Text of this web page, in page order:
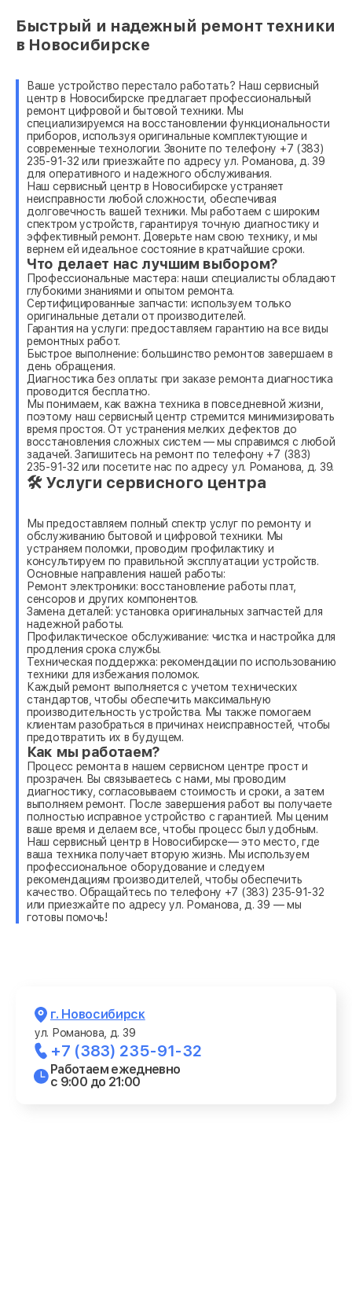
Быстрый и надежный ремонт техники
в Новосибирске
Ваше устройство перестало работать? Наш сервисный
центр в Новосибирске предлагает профессиональный
ремонт цифровой и бытовой техники. Мы
специализируемся на восстановлении функциональности
приборов, используя оригинальные комплектующие и
современные технологии. Звоните по телефону +7 (383)
235-91-32 или приезжайте по адресу ул. Романова, д. 39
для оперативного и надежного обслуживания.
Наш сервисный центр в Новосибирске устраняет
неисправности любой сложности, обеспечивая
долговечность вашей техники. Мы работаем с широким
спектром устройств, гарантируя точную диагностику и
эффективный ремонт. Доверьте нам свою технику, и мы
вернем ей идеальное состояние в кратчайшие сроки.
Что делает нас лучшим выбором?
Профессиональные мастера: наши специалисты обладают
глубокими знаниями и опытом ремонта.
Сертифицированные запчасти: используем только
оригинальные детали от производителей.
Гарантия на услуги: предоставляем гарантию на все виды
ремонтных работ.
Быстрое выполнение: большинство ремонтов завершаем в
день обращения.
Диагностика без оплаты: при заказе ремонта диагностика
проводится бесплатно.
Мы понимаем, как важна техника в повседневной жизни,
поэтому наш сервисный центр стремится минимизировать
время простоя. От устранения мелких дефектов до
восстановления сложных систем — мы справимся с любой
задачей. Запишитесь на ремонт по телефону +7 (383)
235-91-32 или посетите нас по адресу ул. Романова, д. 39.
🛠 Услуги сервисного центра
Мы предоставляем полный спектр услуг по ремонту и
обслуживанию бытовой и цифровой техники. Мы
устраняем поломки, проводим профилактику и
консультируем по правильной эксплуатации устройств.
Основные направления нашей работы:
Ремонт электроники: восстановление работы плат,
сенсоров и других компонентов.
Замена деталей: установка оригинальных запчастей для
надежной работы.
Профилактическое обслуживание: чистка и настройка для
продления срока службы.
Техническая поддержка: рекомендации по использованию
техники для избежания поломок.
Каждый ремонт выполняется с учетом технических
стандартов, чтобы обеспечить максимальную
производительность устройства. Мы также помогаем
клиентам разобраться в причинах неисправностей, чтобы
предотвратить их в будущем.
Как мы работаем?
Процесс ремонта в нашем сервисном центре прост и
прозрачен. Вы связываетесь с нами, мы проводим
диагностику, согласовываем стоимость и сроки, а затем
выполняем ремонт. После завершения работ вы получаете
полностью исправное устройство с гарантией. Мы ценим
ваше время и делаем все, чтобы процесс был удобным.
Наш сервисный центр в Новосибирске— это место, где
ваша техника получает вторую жизнь. Мы используем
профессиональное оборудование и следуем
рекомендациям производителей, чтобы обеспечить
качество. Обращайтесь по телефону +7 (383) 235-91-32
или приезжайте по адресу ул. Романова, д. 39 — мы
готовы помочь!
г. Новосибирск
ул. Романова, д. 39
+7 (383) 235-91-32
Работаем ежедневно
с 9:00 до 21:00